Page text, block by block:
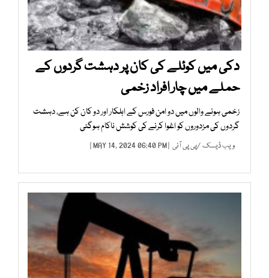
دکی میں کوئلے کی کان پر دہشت گردوں کے
حملے میں چار افراد زخمی
زخمی ہونے والوں میں دو امن فورس کے اہلکار اور دو کان کن ہے، دہشت
گردوں کی مزدوروں کو اغوا کرنے کی کوشش ناکام ہوگئی
ویب ڈیسک/پی پی آئی | MAY 14, 2024 06:40 PM |